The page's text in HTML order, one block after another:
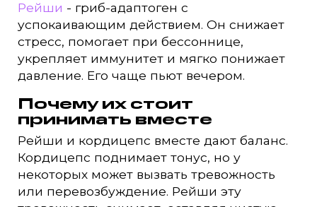
Рейши - гриб-адаптоген с
успокаивающим действием. Он снижает
стресс, помогает при бессоннице,
укрепляет иммунитет и мягко понижает
давление. Его чаще пьют вечером.
Почему их стоит
принимать вместе
Рейши и кордицепс вместе дают баланс.
Кордицепс поднимает тонус, но у
некоторых может вызвать тревожность
или перевозбуждение. Рейши эту